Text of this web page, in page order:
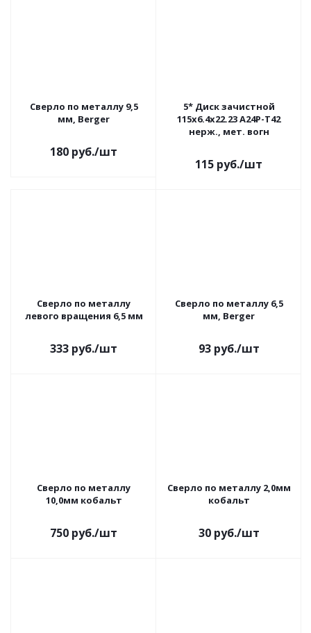
Сверло по металлу 9,5
мм, Berger
180 руб./шт
5* Диск зачистной
115x6.4х22.23 A24P-Т42
нерж., мет. вогн
115 руб./шт
Сверло по металлу
левого вращения 6,5 мм
333 руб./шт
Сверло по металлу 6,5
мм, Berger
93руб./шт
Сверло по металлу
10,0мм кобальт
750 руб./шт
Сверло по металлу 2,0мм
кобальт
30руб./шт